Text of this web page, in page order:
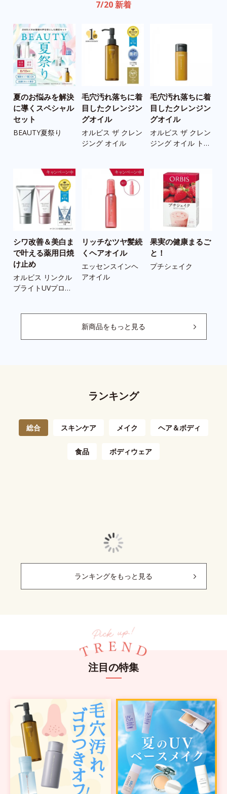
7/20 新着
夏のお悩みを解決
に導くスペシャル
セット
BEAUTY夏祭り
シワ改善＆美白ま
で叶える薬用日焼
け止め
オルビス リンクル
ブライトUVプロテ
毛穴汚れ落ちに着
目したクレンジン
グオイル
オルビス ザ クレン
ジング オイル
リッチなツヤ髪続
くヘアオイル
エッセンスインヘ
アオイル
毛穴汚れ落ちに着
目したクレンジン
グオイル
オルビス ザ クレン
ジング オイル トラ
果実の健康まるご
と！
プチシェイク
新商品をもっと見る
ランキング
総合 スキンケア メイク ヘア＆ボディ
食品 ボディウェア
ランキングをもっと見る
注目の特集